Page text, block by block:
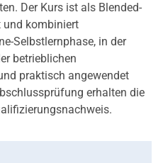
Der Kurs ist als Blended-
und kombiniert
Selbstlernphase, in der
betrieblichen
praktisch angewendet
erhalten die